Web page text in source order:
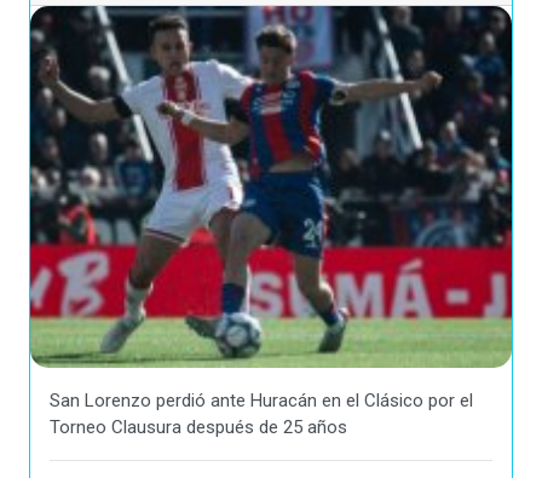
San Lorenzo perdió ante Huracán en el Clásico por el
Torneo Clausura después de 25 años